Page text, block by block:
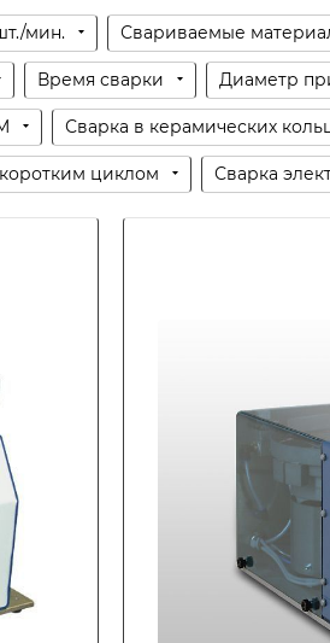
мин. Свариваемые
Время сварки Диаметр
Сварка в керамических
циклом Сварка